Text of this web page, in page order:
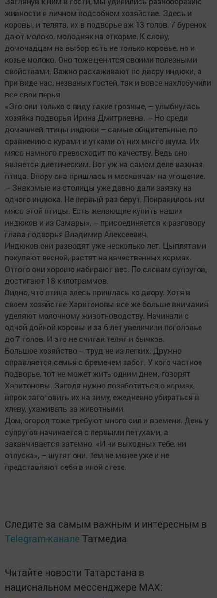
живности в личном подсобном хозяйстве. Здесь и
коровы, и телята, их в подворье аж 13 голов. 7 буренок
дают молоко, молодняк на откорме. К слову,
домочадцам на выбор есть не только коровье, но и
козье молоко. Оно тоже ценится своими полезными
свойствами. Важно расхаживают по двору индюки, а
при виде нас, незваных гостей, так и вовсе нахлобучили
все свои перья.
«Это они только с виду такие грозные, – улыбнулась
хозяйка подворья Ирина Дмитриевна. – Но среди
домашней птицы индюки – самые общительные, по
сравнению с курами и утками от них много шума. Их
мясо намного превосходит по качеству. Ведь оно
является диетическим. Вот уж на самом деле важная
птица. Впору она пришлась и москвичам на угощение.
– Знакомые из столицы уже давно дали заявку на
одного индюка. Не первый раз берут. Понравилось им
мясо этой птицы. Есть желающие купить наших
индюков и из Самары», – присоединяется к разговору
глава подворья Владимир Алексеевич.
Индюков они разводят уже несколько лет. Цыплятами
покупают весной, растят на качественных кормах.
Оттого они хорошо набирают вес. По словам супругов,
достигают 18 килограммов.
Видно, что птица здесь пришлась ко двору. Хотя в
своем хозяйстве Харитоновы все же больше внимания
уделяют молочному животноводству. Начинали с
одной дойной коровы и за 6 лет увеличили поголовье
до 7 голов. И это не считая телят и бычков.
Большое хозяйство – труд не из легких. Дружно
справляется семья с бременем забот. У кого частное
подворье, тот не может жить одним днем, говорят
Харитоновы. Загодя нужно позаботиться о кормах,
впрок заготовить их на зиму, ежедневно убираться в
хлеву, ухаживать за животными.
Дом, огород тоже требуют много сил и времени. День у
супругов начинается с первыми петухами, а
заканчивается затемно. «И ни выходных тебе, ни
отпуска», – шутят они. Тем не менее уже и не
представляют себя в иной стезе.
Следите за самым важным и интересным в
Telegram-канале Татмедиа
Читайте новости Татарстана в
национальном мессенджере MАХ: